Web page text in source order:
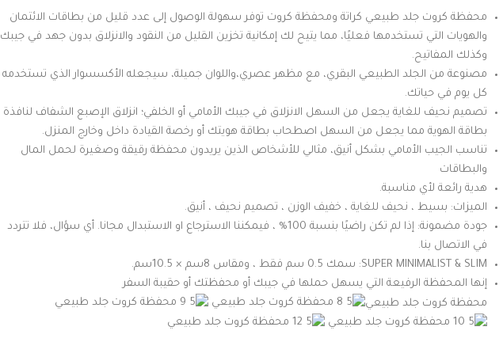
محفظة كروت جلد طبيعي كراتة ومحفظة كروت توفر سهولة الوصول إلى عدد قليل من بطاقات الائتمان
والهويات التي تستخدمها فعليًا، مما يتيح لك إمكانية تخزين القليل من النقود والانزلاق بدون جهد في جيبك
وكذلك المفاتيح.
مصنوعة من الجلد الطبيعي البقري، مع مظهر عصري،واللوان جميلة، سيجعله الأكسسوار الذي تستخدمه
كل يوم في حياتك.
تصميم نحيف للغاية يجعل من السهل الانزلاق في جيبك الأمامي أو الخلفي؛ انزلاق الإصبع الشفاف لنافذة
بطاقة الهوية مما يجعل من السهل اصطحاب بطاقة هويتك أو رخصة القيادة داخل وخارج المنزل.
تناسب الجيب الأمامي بشكل أنيق، مثالي للأشخاص الذين يريدون محفظة رقيقة وصغيرة لحمل المال
والبطاقات
هدية رائعة لأي مناسبة.
الميزات: بسيط ، نحيف للغاية ، خفيف الوزن ، تصميم نحيف ، أنيق.
جودة مضمونة: إذا لم تكن راضيًا بنسبة 100% ، فيمكننا الاسترجاع او الاستبدال مجانا. أي سؤال، فلا تتردد
في الاتصال بنا.
SUPER MINIMALIST & SLIM: سمك 0.5 سم فقط ، ومقاس 8سم × 10.5سم.
إنها المحفظة الرفيعة التي يسهل حملها في جيبك أو محفظتك أو حقيبة السفر
محفظة كروت جلد طبيعي